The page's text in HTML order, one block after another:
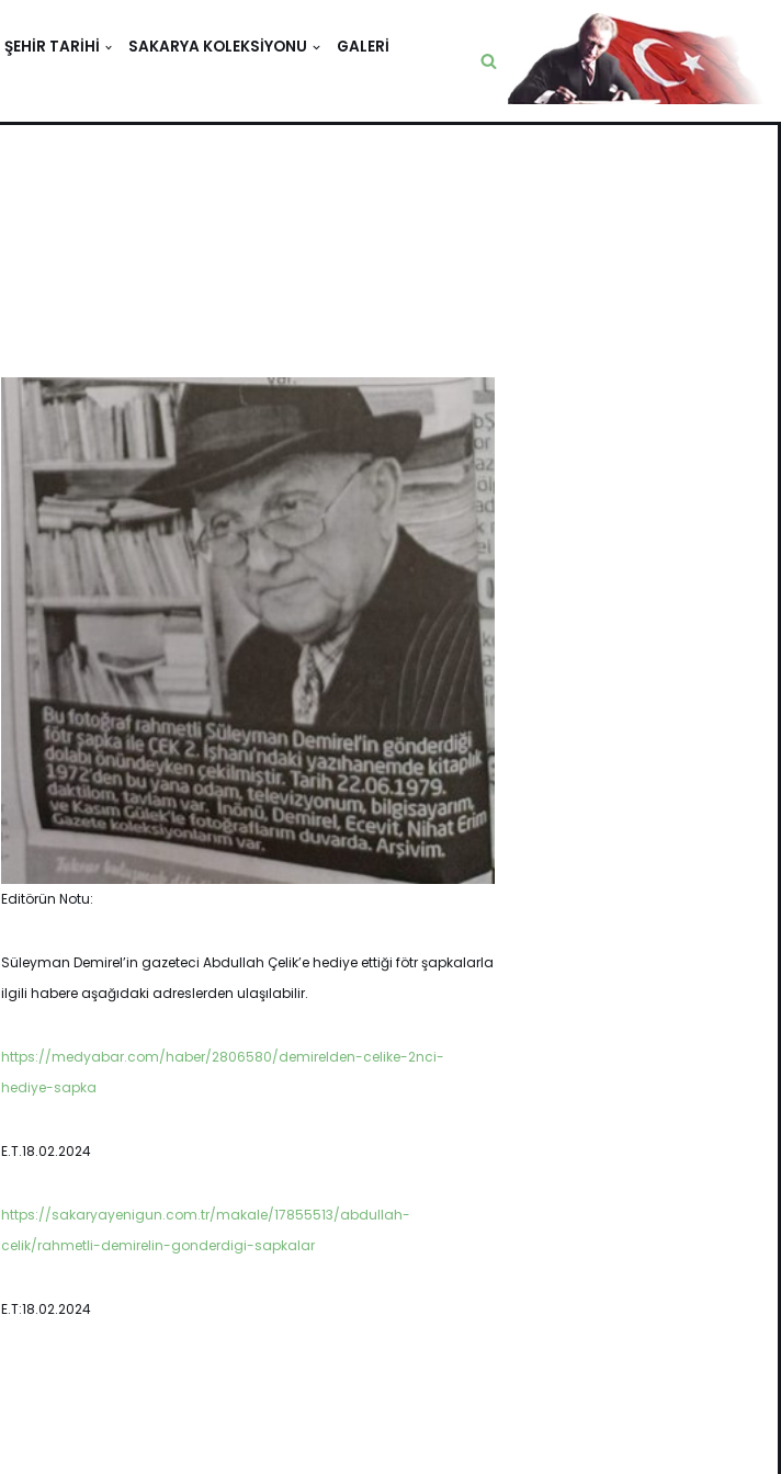
ŞEHIR TARIHI SAKARYA KOLEKSIYONU
GALERI
Editörün Notu:
Süleyman Demirel’in gazeteci Abdullah Çelik’e hediye ettiği fötr şapkalarla
ilgili habere aşağıdaki adreslerden ulaşılabilir.
https://medyabar.com/haber/2806580/demirelden-celike-2nci-
hediye-sapka
E.T.18.02.2024
https://sakaryayenigun.com.tr/makale/17855513/abdullah-
celik/rahmetli-demirelin-gonderdigi-sapkalar
E.T:18.02.2024